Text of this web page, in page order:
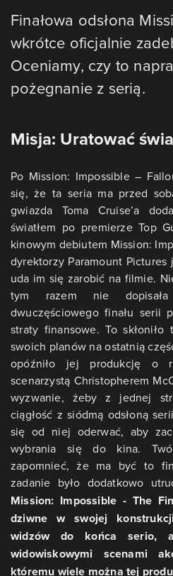
Finałowa odsłona
wkrótce oficjalnie
Oceniamy, czy to
pożegnanie z serią.
Misja: Uratować
Po Mission: Impossible –
się, że ta seria ma przed
gwiazda Toma Cruise’a
światłem po premierze Top
kinowym debiutem Mission:
dyrektorzy Paramount
uda im się zarobić na filmie.
tym razem nie
dwuczęściowego finału serii
straty finansowe. To
swoich planów na ostatnią
opóźniło jej produkcję o
scenarzystą Christopherem
wyzwanie, żeby z jednej
ciągłość z siódmą odsłoną
się od niej oderwać, aby
wybrania się do kina.
zapomnieć, że ma być to
zadanie było dodatkowo
Mission: Impossible - The
dziwne w swojej
widzów do końca serio,
widowiskowymi scenami
któremu wiele można tej